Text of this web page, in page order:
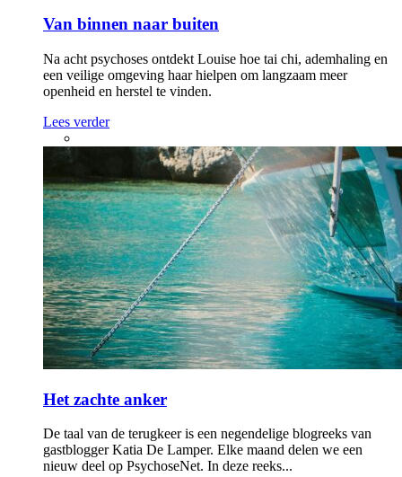
Van binnen naar buiten
Na acht psychoses ontdekt Louise hoe tai chi, ademhaling en
een veilige omgeving haar hielpen om langzaam meer
openheid en herstel te vinden.
Lees verder
Het zachte anker
De taal van de terugkeer is een negendelige blogreeks van
gastblogger Katia De Lamper. Elke maand delen we een
nieuw deel op PsychoseNet. In deze reeks...